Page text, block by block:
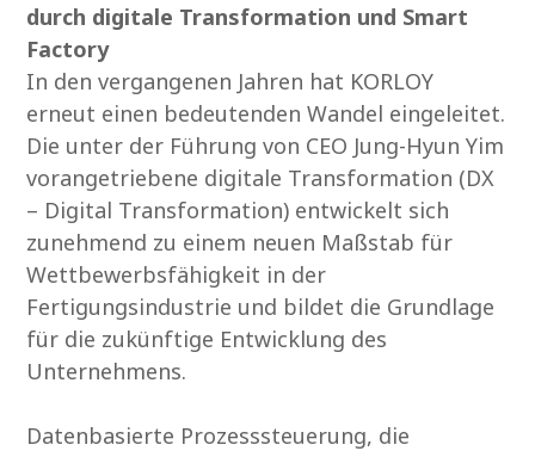
durch digitale Transformation und Smart
Factory
In den vergangenen Jahren hat KORLOY
erneut einen bedeutenden Wandel eingeleitet.
Die unter der Führung von CEO Jung-Hyun Yim
vorangetriebene digitale Transformation (DX
– Digital Transformation) entwickelt sich
zunehmend zu einem neuen Maßstab für
Wettbewerbsfähigkeit in der
Fertigungsindustrie und bildet die Grundlage
für die zukünftige Entwicklung des
Unternehmens.
Datenbasierte Prozesssteuerung, die